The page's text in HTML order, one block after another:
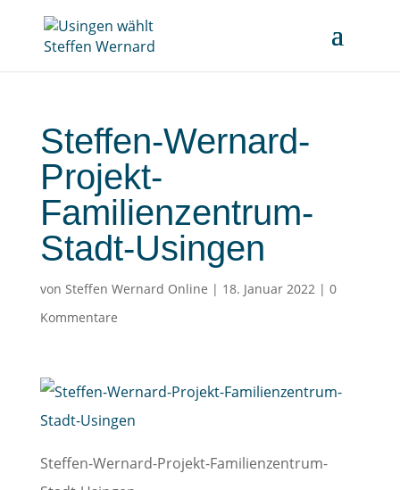
Steffen-Wernard-
Projekt-
Familienzentrum-
Stadt-Usingen
von Steffen Wernard Online | 18. Januar 2022| 0
Kommentare
Steffen-Wernard-Projekt-Familienzentrum-